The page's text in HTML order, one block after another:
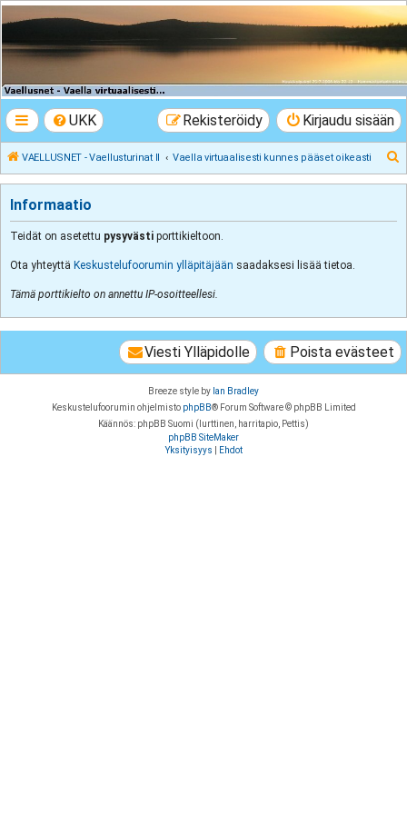
VAELLUSNET -
Vaellusturinat II
UKK Kirjaudu sisään
Rekisteröidy
VAELLUSNET - Vaellusturinat II Vaella virtuaalisesti kunnes pääset oikeasti
Informaatio
Teidät on asetettu pysyvästi porttikieltoon.
Ota yhteyttä Keskustelufoorumin ylläpitäjään saadaksesi lisää tietoa.
Tämä porttikielto on annettu IP-osoitteellesi.
Poista evästeet
Viesti Ylläpidolle
Breeze style by Ian Bradley
Keskustelufoorumin ohjelmisto phpBB® Forum Software © phpBB Limited
Käännös: phpBB Suomi (lurttinen, harritapio, Pettis)
phpBB SiteMaker
Yksityisyys
Ehdot